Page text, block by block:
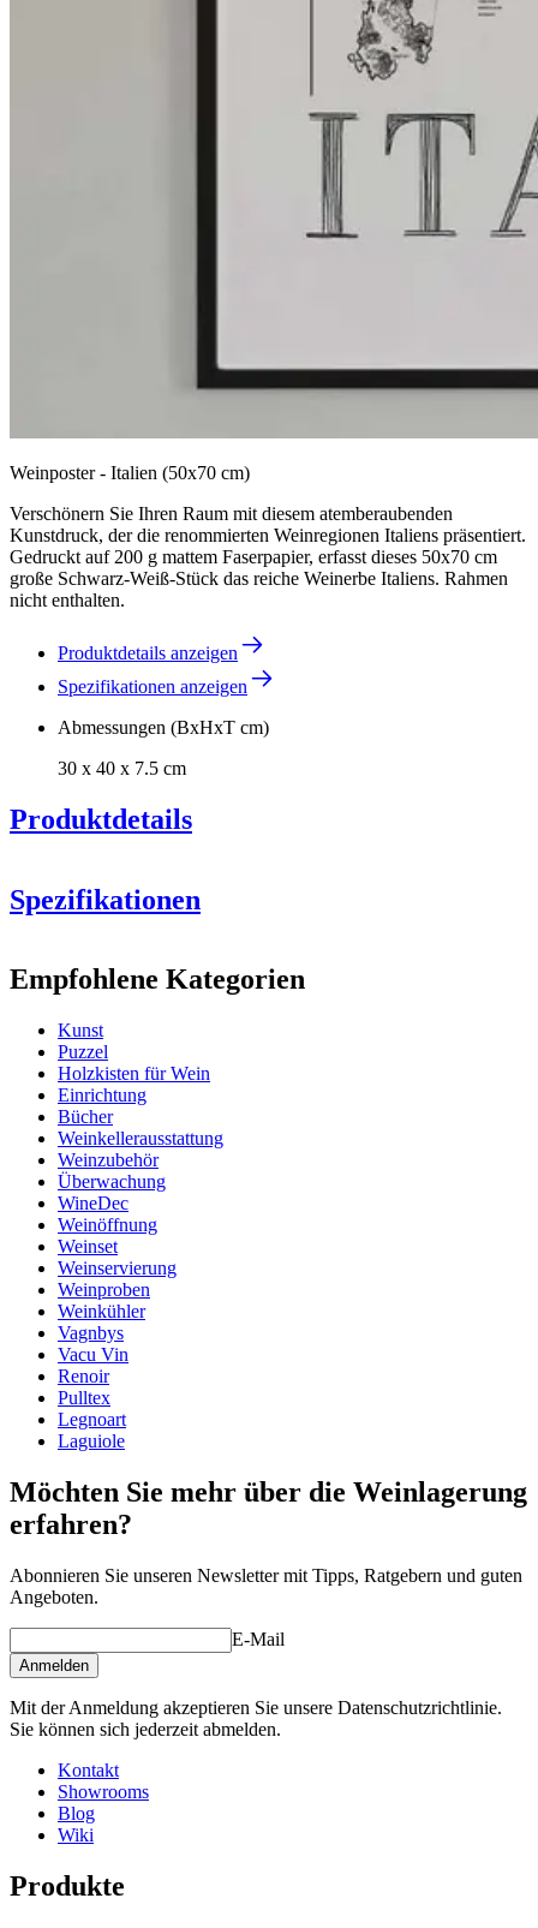
Weinposter - Italien (50x70 cm)
Verschönern Sie Ihren Raum mit diesem atemberaubenden
Kunstdruck, der die renommierten Weinregionen Italiens präsentiert.
Gedruckt auf 200 g mattem Faserpapier, erfasst dieses 50x70 cm
große Schwarz-Weiß-Stück das reiche Weinerbe Italiens. Rahmen
nicht enthalten.
Produktdetails anzeigen
Spezifikationen anzeigen
Abmessungen (BxHxT cm)
30 x 40 x 7.5 cm
Produktdetails
Spezifikationen
ProduktnummerItalia50X70
Abmessungen (BxHxT cm)
Höhe (cm) 40
Breite (cm)30
Gewicht (kg)
Tiefe (cm)7.5
Empfohlene Kategorien
Kunst
Puzzel
Holzkisten für Wein
Einrichtung
Bücher
Weinkellerausstattung
Weinzubehör
Überwachung
WineDec
Weinöffnung
Weinset
Weinservierung
Weinproben
Weinkühler
Vagnbys
Vacu Vin
Renoir
Pulltex
Legnoart
Laguiole
Möchten Sie mehr über die Weinlagerung
erfahren?
Abonnieren Sie unseren Newsletter mit Tipps, Ratgebern und guten
Angeboten.
E-Mail
Anmelden
Mit der Anmeldung akzeptieren Sie unsere Datenschutzrichtlinie.
Sie können sich jederzeit abmelden.
Kontakt
Showrooms
Blog
Wiki
Produkte